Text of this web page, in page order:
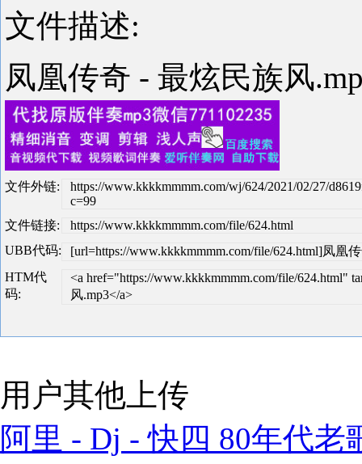
文件描述:
凤凰传奇 - 最炫民族风
文件外链:
https://www.kkkkmmmm.com/wj/624/2021/02/27/
c=99
文件链接:
https://www.kkkkmmmm.com/file/624.html
UBB代码:
[url=https://www.kkkkmmmm.com/file/624.html]凤凰
HTM代
码:
<a href="https://www.kkkkmmmm.com/file/624.html"
风.mp3</a>
用户其他上传
阿里 - Dj - 快四 80年代老